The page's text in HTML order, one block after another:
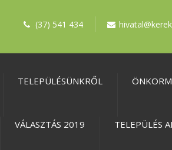
(37) 541 434
TELEPÜLÉSÜNKRŐL
VÁLASZTÁS 2019 TELEPÜLÉS